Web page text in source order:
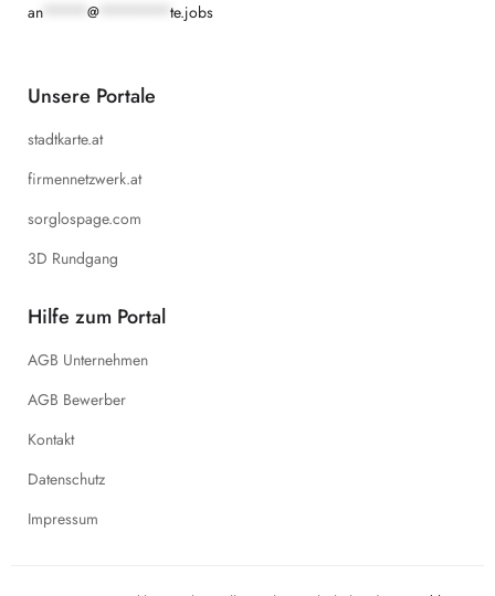
an
@ te.jobs
Unsere Portale
stadtkarte.at
firmennetzwerk.at
sorglospage.com
3D Rundgang
Hilfe zum Portal
AGB Unternehmen
AGB Bewerber
Kontakt
Datenschutz
Impressum